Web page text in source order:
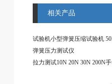
相关产品
弹簧压力测试仪